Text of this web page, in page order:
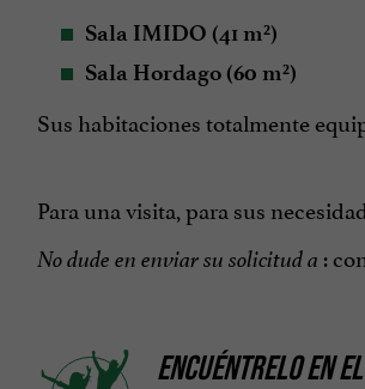
Sala IMIDO (41 m²)
Sala Hordago (60 m²)
Sus habitaciones totalmente
Para una visita, para sus
No dude en enviar su solicitud a :
ENCUÉNTRELO EN